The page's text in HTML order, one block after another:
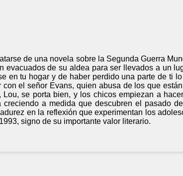
de una novela sobre la Segunda Guerra
de su aldea para ser llevados a un
en tu hogar y de haber perdido una parte de ti
el señor Evans, quien abusa de los que
se porta bien, y los chicos empiezan a
a medida que descubren el pasado
en la reflexión que experimentan los
signo de su importante valor literario.